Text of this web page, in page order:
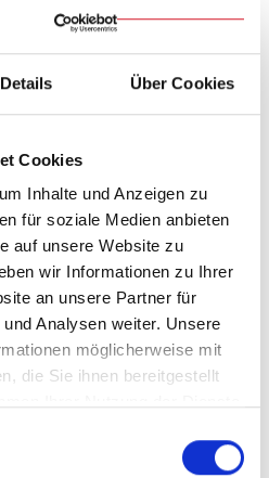
Details Über Cookies
Cookies
Inhalte und Anzeigen zu
für soziale Medien anbieten
auf unsere Website zu
wir Informationen zu Ihrer
an unsere Partner für
Analysen weiter. Unsere
möglicherweise mit
die Sie ihnen bereitgestellt
- online und in Präsenz -
im Bistum Regensburg statt.
finden sich auf der Website
.